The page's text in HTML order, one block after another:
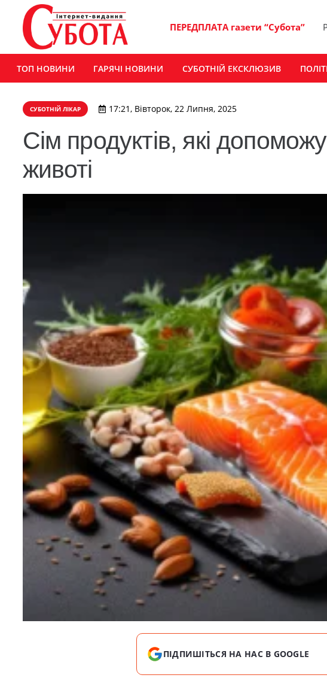
ПЕРЕДПЛАТА газети “Субота”
ТОП НОВИНИ ГАРЯЧІ НОВИНИ СУБОТНІЙ ЕКСКЛЮЗИВ
СУБОТНІЙ ЛІКАР 17:21, Вівторок, 22 Липня, 2025
Сім продуктів, які
животі
ПІДПИШІТЬСЯ НА НАС В GOOGLE